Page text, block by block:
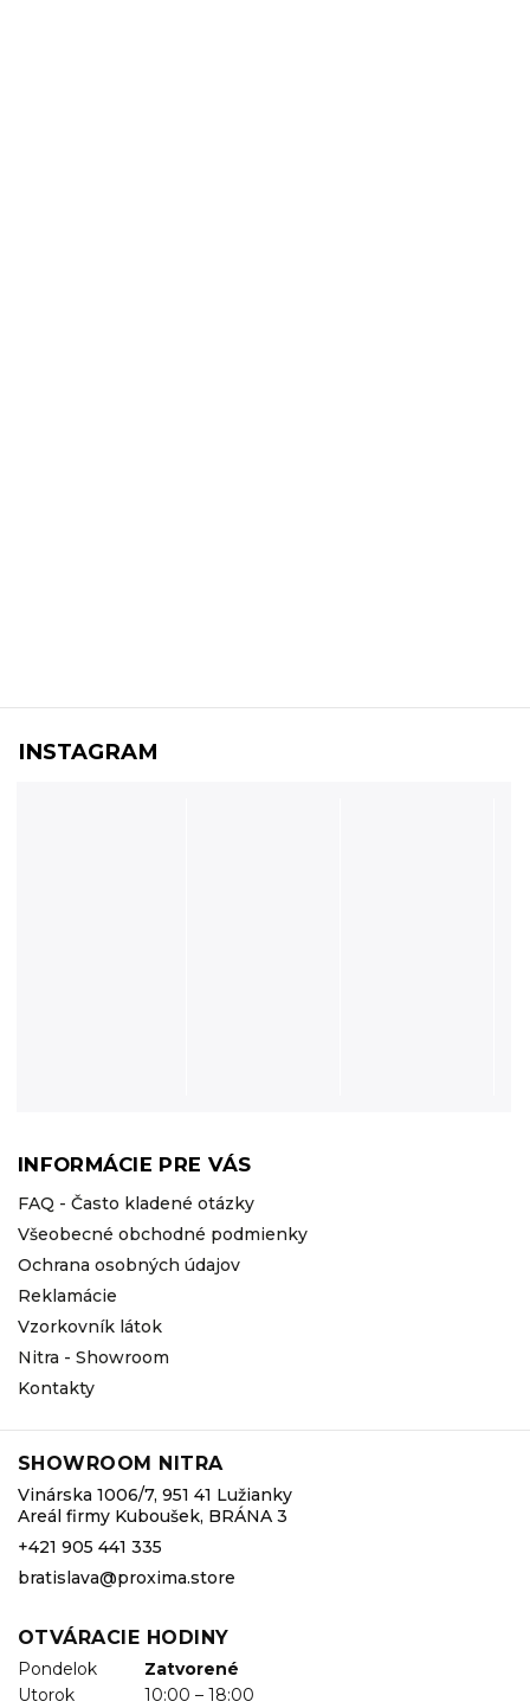
INFORMÁCIE PRE VÁS
FAQ - Často kladené otázky
Všeobecné obchodné podmienky
Ochrana osobných údajov
Reklamácie
Vzorkovník látok
Nitra - Showroom
Kontakty
SHOWROOM NITRA
Vinárska 1006/7, 951 41 Lužianky
Areál firmy Kuboušek, BRÁNA 3
+421 905 441 335
bratislava@proxima.store
OTVÁRACIE HODINY
Pondelok
Zatvorené
Utorok
10:00 – 18:00
INSTAGRAM